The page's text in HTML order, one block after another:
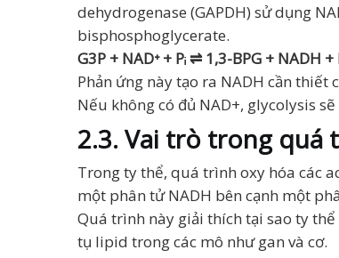
dehydrogenase (GAPDH) sử dụng
bisphosphoglycerate.
G3P + NAD⁺ + Pᵢ ⇌ 1,3-BPG + NADH +
Phản ứng này tạo ra NADH cần
Nếu không có đủ NAD+, glycolysis
2.3. Vai trò trong quá
Trong ty thể, quá trình oxy hóa các
một phân tử NADH bên cạnh một
Quá trình này giải thích tại sao ty
tụ lipid trong các mô như gan và cơ.